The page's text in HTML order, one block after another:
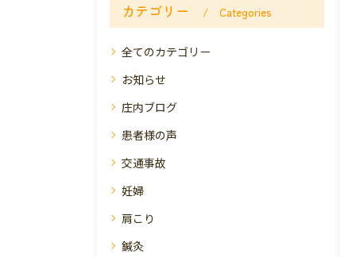
カテゴリー Categories
全てのカテゴリー
お知らせ
庄内ブログ
患者様の声
交通事故
妊婦
肩こり
鍼灸